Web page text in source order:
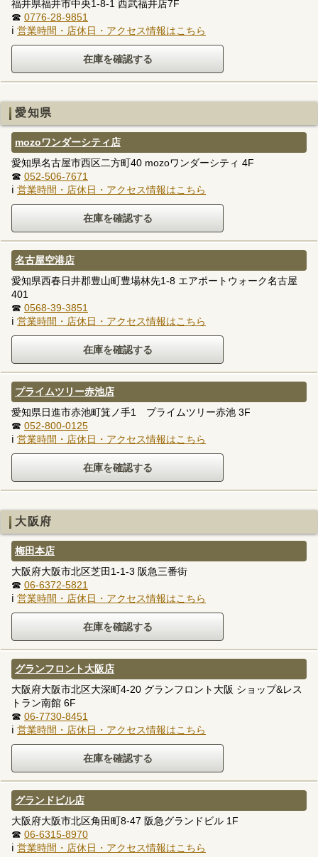
福井県福井市中央1-8-1 西武福井店7F
☎ 0776-28-9851
ℹ 営業時間・店休日・アクセス情報はこちら
愛知県
mozoワンダーシティ店
愛知県名古屋市西区二方町40 mozoワンダーシティ 4F
☎ 052-506-7671
ℹ 営業時間・店休日・アクセス情報はこちら
名古屋空港店
愛知県西春日井郡豊山町豊場林先1-8 エアポートウォーク名古屋
401
☎ 0568-39-3851
ℹ 営業時間・店休日・アクセス情報はこちら
プライムツリー赤池店
愛知県日進市赤池町箕ノ手1 プライムツリー赤池 3F
☎ 052-800-0125
ℹ 営業時間・店休日・アクセス情報はこちら
大阪府
梅田本店
大阪府大阪市北区芝田1-1-3 阪急三番街
☎ 06-6372-5821
ℹ 営業時間・店休日・アクセス情報はこちら
グランフロント大阪店
大阪府大阪市北区大深町4-20 グランフロント大阪 ショップ&レス
トラン南館 6F
☎ 06-7730-8451
ℹ 営業時間・店休日・アクセス情報はこちら
グランドビル店
大阪府大阪市北区角田町8-47 阪急グランドビル 1F
☎ 06-6315-8970
ℹ 営業時間・店休日・アクセス情報はこちら